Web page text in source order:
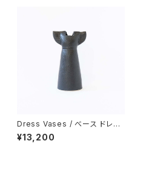
Dress Vases / べース ドレス
（ブラック）/ Lisa Larson リ
サ・ラーソン
¥13,200